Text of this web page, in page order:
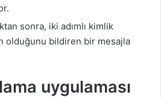
sonra, iki adımlı kimlik
olduğunu bildiren bir mesajla
uygulaması